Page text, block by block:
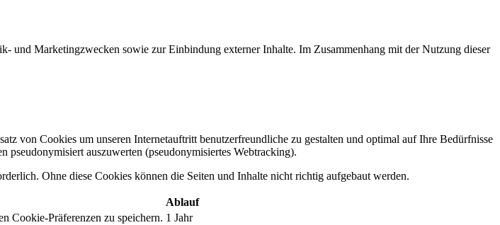
und Marketingzwecken sowie zur Einbindung externer Inhalte. Im Zusammenhang mit der Nutzung dieser
von Cookies um unseren Internetauftritt benutzerfreundliche zu gestalten und optimal auf Ihre Bedürfnisse
auszuwerten (pseudonymisiertes Webtracking).
Ohne diese Cookies können die Seiten und Inhalte nicht richtig aufgebaut werden.
Ablauf
Cookie-Präferenzen zu speichern. 1 Jahr